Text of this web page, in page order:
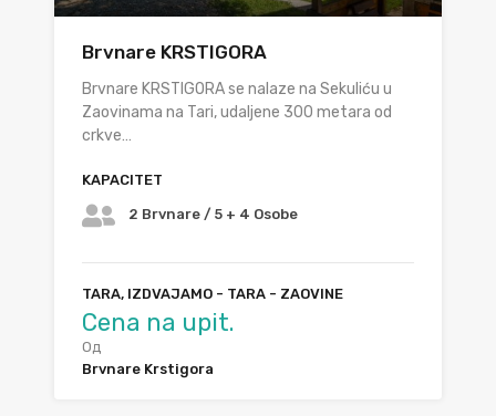
Brvnare KRSTIGORA
Brvnare KRSTIGORA se nalaze na Sekuliću u
Zaovinama na Tari, udaljene 300 metara od
crkve…
KAPACITET
2 Brvnare / 5 + 4 Osobe
TARA, IZDVAJAMO - TARA - ZAOVINE
Cena na upit.
Од
Brvnare Krstigora